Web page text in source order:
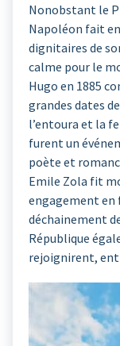
Nonobstant le
Napoléon fait
dignitaires de
calme pour le
Hugo en 1885
grandes dates
l’entoura et la
furent un
poète et
Emile Zola fit
engagement en
déchainement
République
rejoignirent,